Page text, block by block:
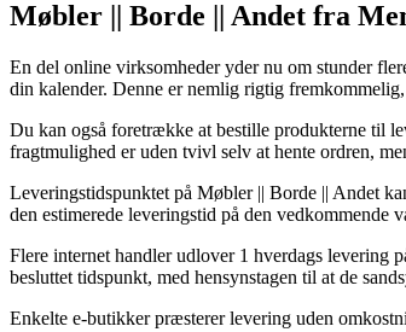
Møbler || Borde || Andet fra
En del online virksomheder yder nu om stunder
din kalender. Denne er nemlig rigtig
Du kan også foretrække at bestille produkterne til
fragtmulighed er uden tvivl selv at hente ordren,
Leveringstidspunktet på Møbler || Borde || Andet
den estimerede leveringstid på den vedkommende
Flere internet handler udlover 1 hverdags levering
besluttet tidspunkt, med hensynstagen til at de
Enkelte e-butikker præsterer levering uden